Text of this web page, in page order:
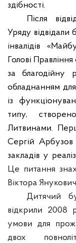
здібності.
Після
Уряду відвідали
інвалідів
Голові
за благодійну
обладнанням
із
типу,
Литвинами.
Сергій Арбузов
закладів у
Це питання
Віктора
Дитячий
відкрили 2008
умови для
двох